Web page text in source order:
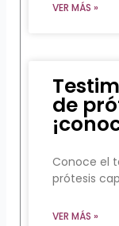
VER MÁS »
de
Conoce el
prótesis
VER MÁS »